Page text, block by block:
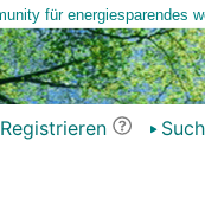
Registrieren